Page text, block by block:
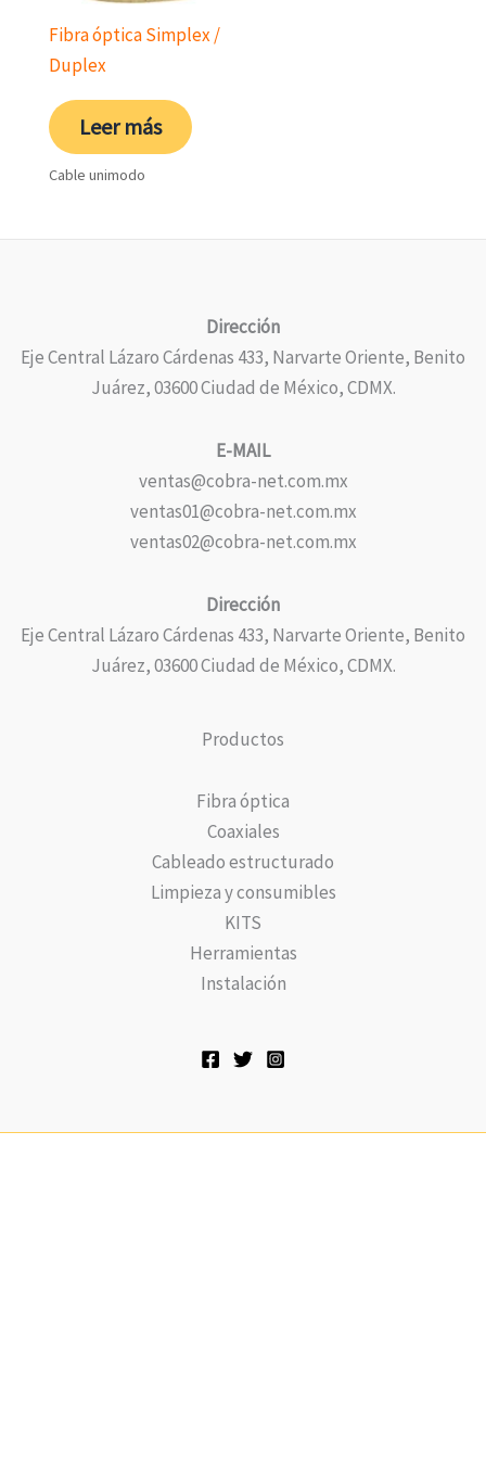
Fibra óptica Simplex /
Duplex
Leer más
Cable unimodo
Dirección
Eje Central Lázaro Cárdenas 433, Narvarte Oriente, Benito
Juárez, 03600 Ciudad de México, CDMX.
E-MAIL
ventas@cobra-net.com.mx
ventas01@cobra-net.com.mx
ventas02@cobra-net.com.mx
Dirección
Eje Central Lázaro Cárdenas 433, Narvarte Oriente, Benito
Juárez, 03600 Ciudad de México, CDMX.
Productos
Fibra óptica
Coaxiales
Cableado estructurado
Limpieza y consumibles
KITS
Herramientas
Instalación